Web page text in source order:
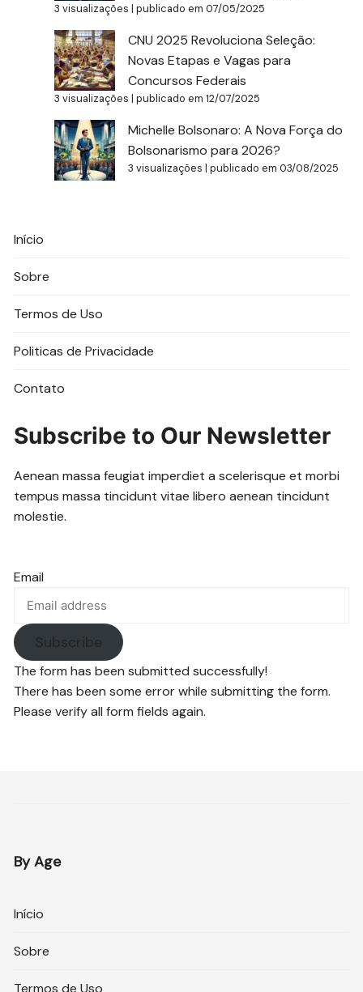
3 visualizações |publicado em 07/05/2025
CNU 2025 Revoluciona Seleção:
Novas Etapas e Vagas para
Concursos Federais
3 visualizações |publicado em 12/07/2025
Michelle Bolsonaro: A Nova Força do
Bolsonarismo para 2026?
3 visualizações |publicado em 03/08/2025
Início
Sobre
Termos de Uso
Politicas de Privacidade
Contato
Subscribe to Our Newsletter
Aenean massa feugiat imperdiet a scelerisque et morbi
tempus massa tincidunt vitae libero aenean tincidunt
molestie.
Email
Subscribe
The form has been submitted successfully!
There has been some error while submitting the form.
Please verify all form fields again.
By Age
Início
Sobre
Termos de Uso